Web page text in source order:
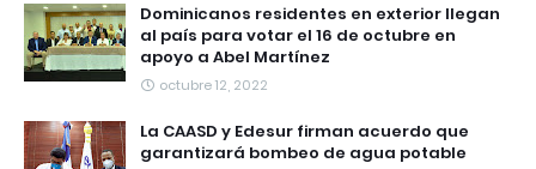
Dominicanos residentes en exterior llegan
al país para votar el 16 de octubre en
apoyo a Abel Martínez
octubre 12, 2022
La CAASD y Edesur firman acuerdo que
garantizará bombeo de agua potable